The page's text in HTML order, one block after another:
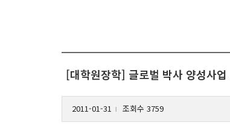
[대학원장학] 글로벌 박사 양성사
2011-01-31 l 조회수 3759